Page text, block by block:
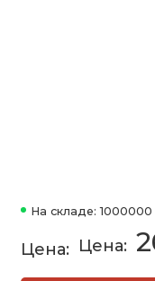
На складе: 1000000